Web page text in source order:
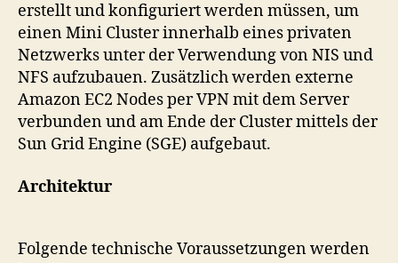
Amazon
EC2
erstellt und konfiguriert werden müssen, um
einen Mini Cluster innerhalb eines privaten
Netzwerks unter der Verwendung von NIS und
NFS aufzubauen. Zusätzlich werden externe
Amazon EC2 Nodes per VPN mit dem Server
verbunden und am Ende der Cluster mittels der
Sun Grid Engine (SGE) aufgebaut.
Architektur
Folgende technische Voraussetzungen werden